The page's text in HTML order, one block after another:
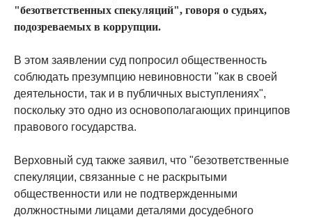
"безответственных спекуляций", говоря о судьях,
подозреваемых в коррупции.
В этом заявлении суд попросил общественность
соблюдать презумпцию невиновности "как в своей
деятельности, так и в публичных выступлениях",
поскольку это одно из основополагающих принципов
правового государства.
Верховный суд также заявил, что "безответственные
спекуляции, связанные с не раскрытыми
общественности или не подтвержденными
должностными лицами деталями досудебного